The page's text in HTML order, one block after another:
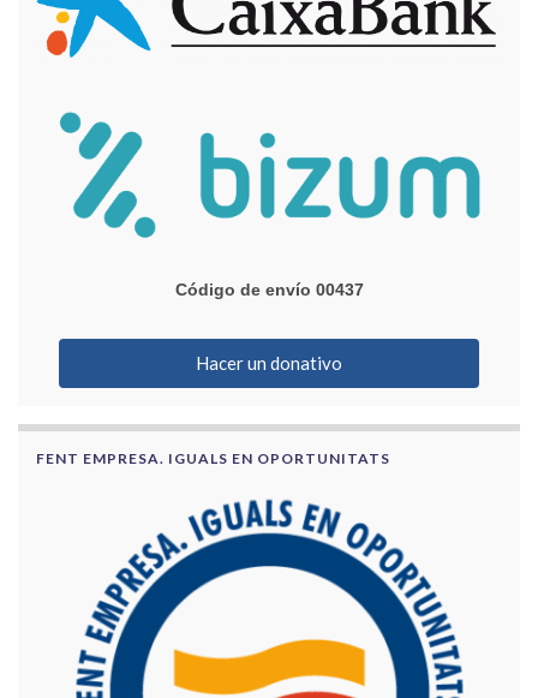
Código de envío 00437
Hacer un donativo
FENT EMPRESA. IGUALS EN OPORTUNITATS